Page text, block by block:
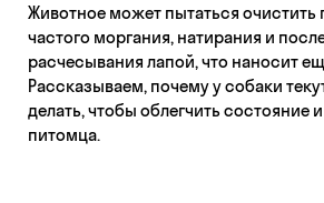
Животное может пытаться очистить
частого моргания, натирания и
расчесывания лапой, что наносит
Рассказываем, почему у собаки
делать, чтобы облегчить состояние
питомца.